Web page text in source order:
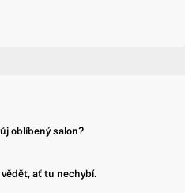
oblíbený salon?
ať tu nechybí.